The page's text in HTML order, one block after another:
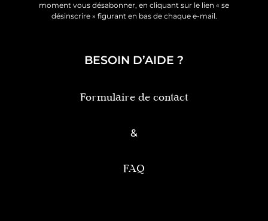
moment vous désabonner, en cliquant sur le lien « se
désinscrire » figurant en bas de chaque e-mail.
BESOIN D’AIDE ?
Formulaire de contact
&
FAQ